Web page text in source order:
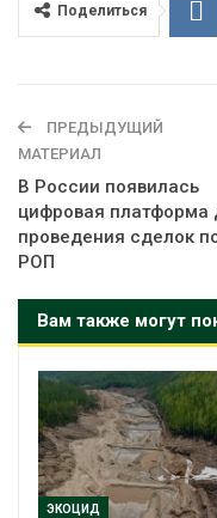
Поделиться
ПРЕДЫДУЩИЙ
МАТЕРИАЛ
В России появилась
цифровая платформа
проведения сделок
РОП
Вам также могут
ЭКОЦИД